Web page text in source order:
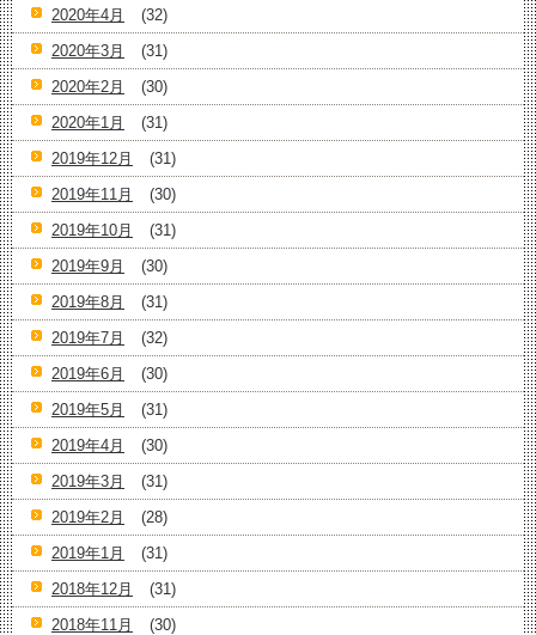
2020年4月
(32)
2020年3月
(31)
2020年2月
(30)
2020年1月
(31)
2019年12月
(31)
2019年11月
(30)
2019年10月
(31)
2019年9月
(30)
2019年8月
(31)
2019年7月
(32)
2019年6月
(30)
2019年5月
(31)
2019年4月
(30)
2019年3月
(31)
2019年2月
(28)
2019年1月
(31)
2018年12月
(31)
2018年11月
(30)